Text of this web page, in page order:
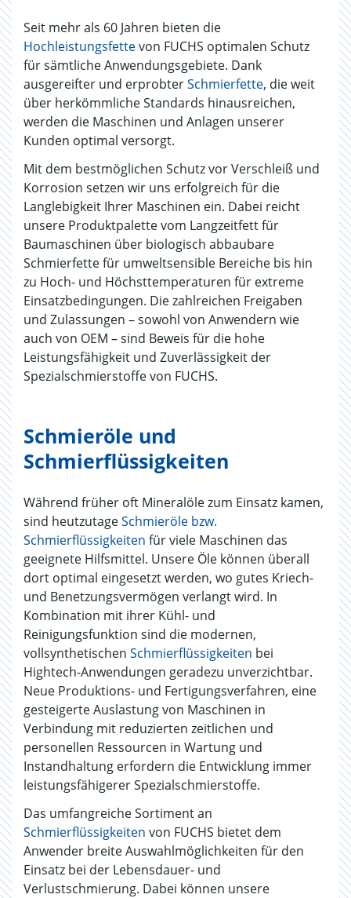
Seit mehr als 60 Jahren bieten die
Hochleistungsfettevon FUCHS optimalen Schutz
für sämtliche Anwendungsgebiete. Dank
ausgereifter und erprobterSchmierfette, die weit
über herkömmliche Standards hinausreichen,
werden die Maschinen und Anlagen unserer
Kunden optimal versorgt.
Mit dem bestmöglichen Schutz vor Verschleiß und
Korrosion setzen wir uns erfolgreich für die
Langlebigkeit Ihrer Maschinen ein. Dabei reicht
unsere Produktpalette vom Langzeitfett für
Baumaschinen über biologisch abbaubare
Schmierfette für umweltsensible Bereiche bis hin
zu Hoch- und Höchsttemperaturen für extreme
Einsatzbedingungen. Die zahlreichen Freigaben
und Zulassungen – sowohl von Anwendern wie
auch von OEM – sind Beweis für die hohe
Leistungsfähigkeit und Zuverlässigkeit der
Spezialschmierstoffe von FUCHS.
Schmieröle und
Schmierflüssigkeiten
Während früher oft Mineralöle zum Einsatz kamen,
sind heutzutageSchmieröle bzw.
Schmierflüssigkeiten für viele Maschinen das
geeignete Hilfsmittel. Unsere Öle können überall
dort optimal eingesetzt werden, wo gutes Kriech-
und Benetzungsvermögen verlangt wird. In
Kombination mit ihrer Kühl- und
Reinigungsfunktion sind die modernen,
vollsynthetischen Schmierflüssigkeiten bei
Hightech-Anwendungen geradezu unverzichtbar.
Neue Produktions- und Fertigungsverfahren, eine
gesteigerte Auslastung von Maschinen in
Verbindung mit reduzierten zeitlichen und
personellen Ressourcen in Wartung und
Instandhaltung erfordern die Entwicklung immer
leistungsfähigerer Spezialschmierstoffe.
Das umfangreiche Sortiment an
Schmierflüssigkeiten von FUCHS bietet dem
Anwender breite Auswahlmöglichkeiten für den
Einsatz bei der Lebensdauer- und
Verlustschmierung. Dabei können unsere